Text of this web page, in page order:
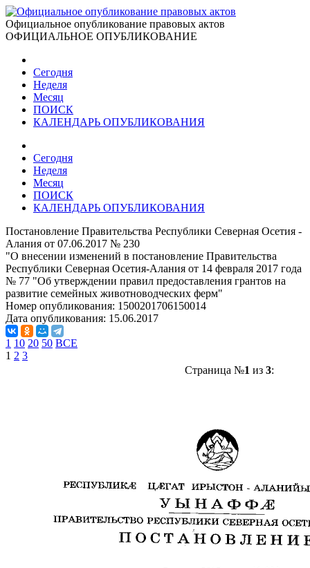
Официальное опубликование правовых актов
ОФИЦИАЛЬНОЕ ОПУБЛИКОВАНИЕ
Сегодня
Неделя
Месяц
ПОИСК
КАЛЕНДАРЬ ОПУБЛИКОВАНИЯ
Сегодня
Неделя
Месяц
ПОИСК
КАЛЕНДАРЬ ОПУБЛИКОВАНИЯ
Постановление Правительства Республики Северная Осетия -
Алания от 07.06.2017 № 230
"О внесении изменений в постановление Правительства
Республики Северная Осетия-Алания от 14 февраля 2017 года
№ 77 "Об утверждении правил предоставления грантов на
развитие семейных животноводческих ферм"
Номер опубликования: 1500201706150014
Дата опубликования: 15.06.2017
1 10 20 50 ВСЕ
1 2 3
Страница №1 из 3: